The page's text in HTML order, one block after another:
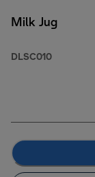
Milk Jug
DLSC010